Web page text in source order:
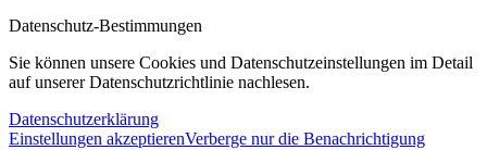
Datenschutz-Bestimmungen
Sie können unsere Cookies und Datenschutzeinstellungen im Detail
auf unserer Datenschutzrichtlinie nachlesen.
Datenschutzerklärung
Einstellungen akzeptierenVerberge nur die Benachrichtigung